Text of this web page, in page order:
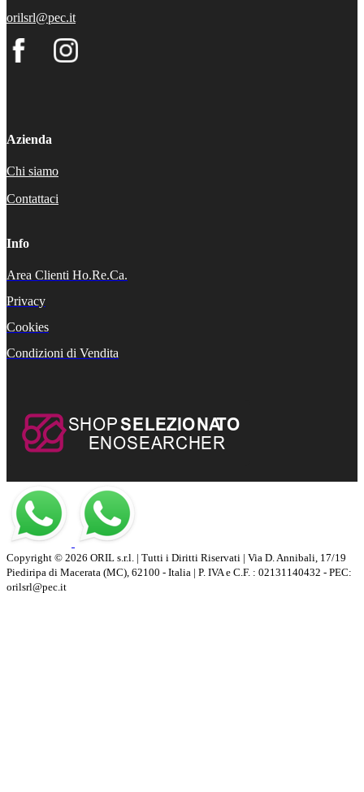
orilsrl@pec.it
Azienda
Chi siamo
Contattaci
Info
Area Clienti Ho.Re.Ca.
Privacy
Cookies
Condizioni di Vendita
Copyright © 2026 ORIL s.r.l. | Tutti i Diritti Riservati | Via D. Annibali, 17/19
Piediripa di Macerata (MC), 62100 - Italia | P. IVA e C.F. : 02131140432 - PEC:
orilsrl@pec.it